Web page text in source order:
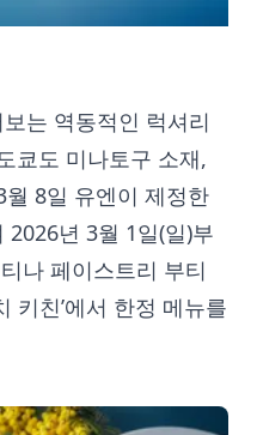
는 역동적인 럭셔리
쿄도 미나토구 소재,
8일 유엔이 제정한
년 3월 1일(일)부
나 페이스트리 부티
키친’에서 한정 메뉴를